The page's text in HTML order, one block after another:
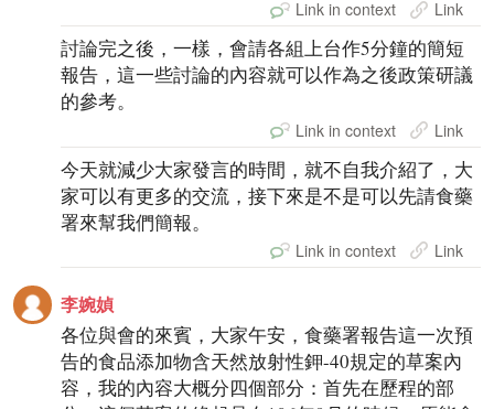
Link in context Link
討論完之後，一樣，會請各組上台作5分鐘的簡短
報告，這一些討論的內容就可以作為之後政策研議
的參考。
Link in context Link
今天就減少大家發言的時間，就不自我介紹了，大
家可以有更多的交流，接下來是不是可以先請食藥
署來幫我們簡報。
Link in context Link
李婉媜
各位與會的來賓，大家午安，食藥署報告這一次預
告的食品添加物含天然放射性鉀-40規定的草案內
容，我的內容大概分四個部分：首先在歷程的部